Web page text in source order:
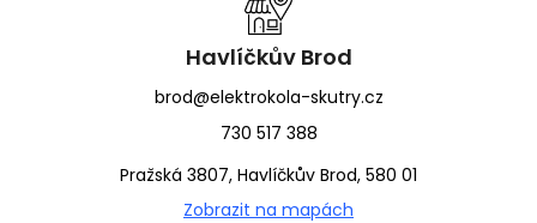
Havlíčkův Brod
brod@elektrokola-skutry.cz
730 517 388
Pražská 3807, Havlíčkův Brod, 580 01
Zobrazit na mapách